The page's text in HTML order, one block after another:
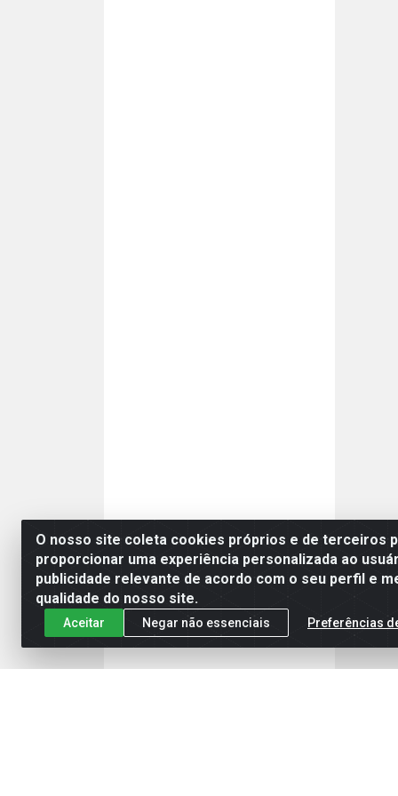
O nosso site coleta cookies próprios e de terceiros
proporcionar uma experiência personalizada ao
publicidade relevante de acordo com o seu perfil e
qualidade do nosso site.
Aceitar Negar não essenciais Preferências